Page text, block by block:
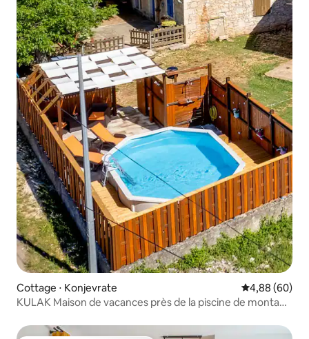
Cottage ⋅ Konjevrate Évaluation
4,88 (60)
KULAK Maison de vacances près de la piscine de montage